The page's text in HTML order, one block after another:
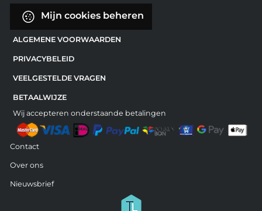
Mijn cookies beheren
ALGEMENE VOORWAARDEN
PRIVACYBELEID
VEELGESTELDE VRAGEN
BETAALWIJZE
Wij accepteren onderstaande betalingen
Contact
Over ons
Nieuwsbrief